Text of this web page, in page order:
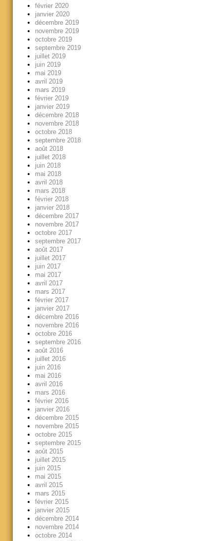
février 2020
janvier 2020
décembre 2019
novembre 2019
octobre 2019
septembre 2019
juillet 2019
juin 2019
mai 2019
avril 2019
mars 2019
février 2019
janvier 2019
décembre 2018
novembre 2018
octobre 2018
septembre 2018
août 2018
juillet 2018
juin 2018
mai 2018
avril 2018
mars 2018
février 2018
janvier 2018
décembre 2017
novembre 2017
octobre 2017
septembre 2017
août 2017
juillet 2017
juin 2017
mai 2017
avril 2017
mars 2017
février 2017
janvier 2017
décembre 2016
novembre 2016
octobre 2016
septembre 2016
août 2016
juillet 2016
juin 2016
mai 2016
avril 2016
mars 2016
février 2016
janvier 2016
décembre 2015
novembre 2015
octobre 2015
septembre 2015
août 2015
juillet 2015
juin 2015
mai 2015
avril 2015
mars 2015
février 2015
janvier 2015
décembre 2014
novembre 2014
octobre 2014